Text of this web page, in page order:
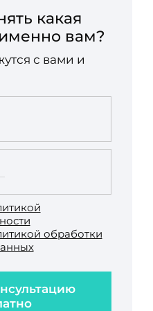
какая
вам?
с вами и
обработки